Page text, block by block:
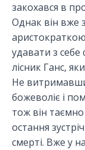
закохався в
Однак він вже
удавати з себе
лісник Ганс,
Не
божеволіє і
тож він
остання
смерті. Вже у